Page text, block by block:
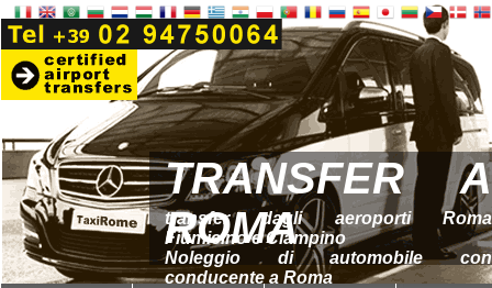
TRANSFER A
ROMA
transfer dagli aeroporti Roma
Fiumicino e Ciampino
Noleggio di automobile con
conducente a Roma